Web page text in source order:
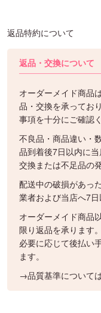
返品特約について
返品・交換について
オーダーメイド商品
品・交換を承ってお
事項を十分にご確認
不良品・商品違い・
品到着後7日以内に当
交換または不足品の
配送中の破損があっ
業者および当店へ7日
オーダーメイド商品
限り返品を承ります
必要に応じて後払い
ます。
→品質基準について